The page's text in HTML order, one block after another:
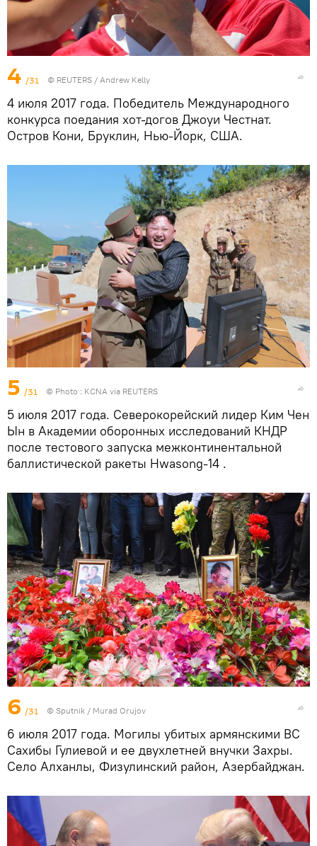
4 /31 © REUTERS / Andrew Kelly
4 июля 2017 года. Победитель Международного
конкурса поедания хот-догов Джоуи Честнат.
Остров Кони, Бруклин, Нью-Йорк, США.
5 /31 © Photo : KCNA via REUTERS
5 июля 2017 года. Северокорейский лидер Ким Чен
Ын в Академии оборонных исследований КНДР
после тестового запуска межконтинентальной
баллистической ракеты Hwasong-14 .
6 /31 © Sputnik / Murad Orujov
6 июля 2017 года. Могилы убитых армянскими ВС
Сахибы Гулиевой и ее двухлетней внучки Захры.
Село Алханлы, Физулинский район, Азербайджан.